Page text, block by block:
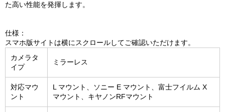
た高い性能を発揮します。
仕様：
スマホ版サイトは横にスクロールしてご確認いただけます。
カメラタ
イプ
ミラーレス
対応マウ
ント
L マウント、ソニー E マウント、富士フイルム X
マウント、キヤノンRFマウント